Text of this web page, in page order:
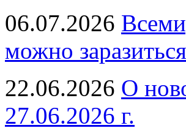
06.07.2026
можно
22.06.2026 О
27.06.2026 г.